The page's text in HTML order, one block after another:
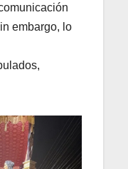
embargo, lo